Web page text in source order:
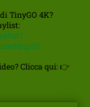
TinyGO 4K?
Clicca qui: 👉